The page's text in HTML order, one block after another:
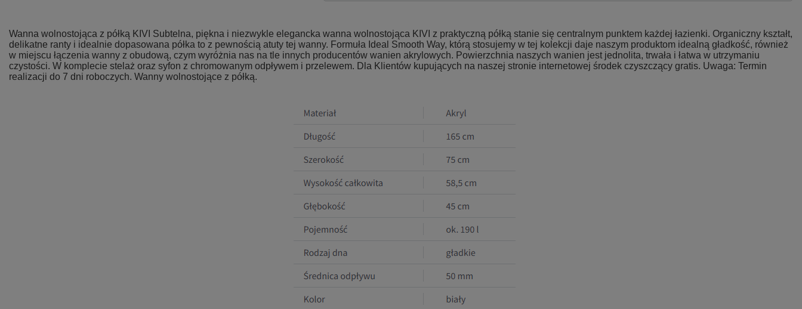
Wanna wolnostojąca z półką KIVI Subtelna, piękna i niezwykle elegancka wanna wolnostojąca KIVI z praktyczną półką stanie się centralnym punktem każdej łazienki. Organiczny kształt,
delikatne ranty i idealnie dopasowana półka to z pewnością atuty tej wanny. Formuła Ideal Smooth Way, którą stosujemy w tej kolekcji daje naszym produktom idealną gładkość, również
w miejscu łączenia wanny z obudową, czym wyróżnia nas na tle innych producentów wanien akrylowych. Powierzchnia naszych wanien jest jednolita, trwała i łatwa w utrzymaniu
czystości. W komplecie stelaż oraz syfon z chromowanym odpływem i przelewem. Dla Klientów kupujących na naszej stronie internetowej środek czyszczący gratis. Uwaga: Termin
realizacji do 7 dni roboczych. Wanny wolnostojące z półką.